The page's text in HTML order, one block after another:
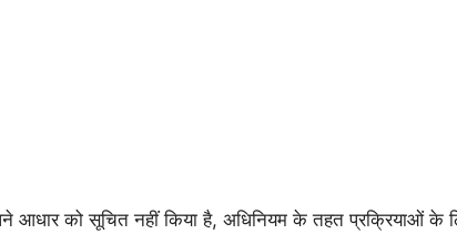
आधार को सूचित नहीं किया है, अधिनियम के तहत प्रक्रियाओं के